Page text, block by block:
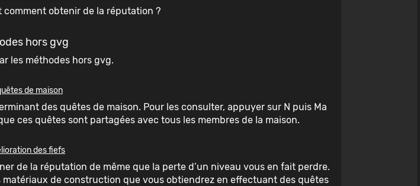
obtenir de la réputation ?
hors gvg
les méthodes hors gvg.
de maison
des quêtes de maison. Pour les consulter, appuyer sur N puis Ma
ces quêtes sont partagées avec tous les membres de la maison.
des fiefs
de la réputation de même que la perte d’un niveau vous en fait perdre.
de construction que vous obtiendrez en effectuant des quêtes